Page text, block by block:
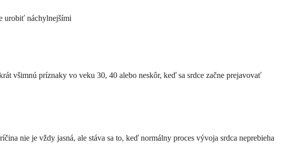
urobiť náchylnejšími
všimnú príznaky vo veku 30, 40 alebo neskôr, keď sa srdce začne prejavovať
nie je vždy jasná, ale stáva sa to, keď normálny proces vývoja srdca neprebieha